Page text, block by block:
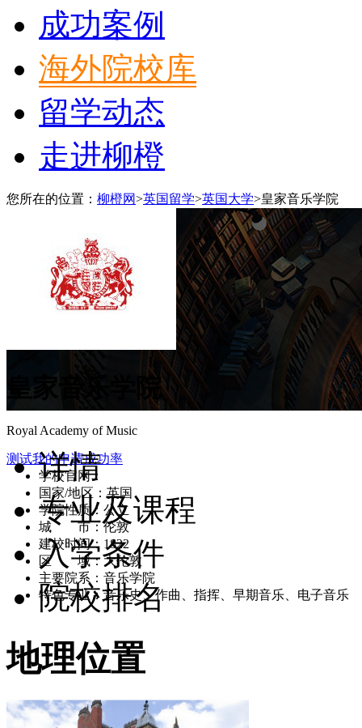
成功案例
海外院校库
留学动态
走进柳橙
您所在的位置： 柳橙网>英国留学>英国大学>皇家音乐学院
皇家音乐学院
Royal Academy of Music
测试我的申请成功率
学校官网：
国家/地区：英国
学院性质：公立
城 市：伦敦
建校时间：1822
区 域：大伦敦
主要院系：音乐学院
特色专业：音乐史、作曲、指挥、早期音乐、电子音乐
详情
专业及课程
入学条件
院校排名
地理位置